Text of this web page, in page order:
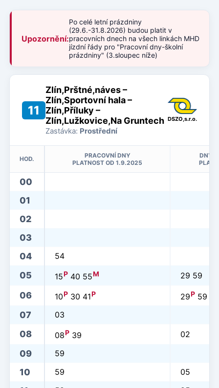
Upozornění:
Po celé letní prázdniny
(29.6.-31.8.2026) budou platit v
pracovních dnech na všech linkách MHD
jízdní řády pro "Pracovní dny-školní
prázdniny" (3.sloupec níže)
11
Zlín,Prštné,náves –
Zlín,Sportovní hala –
Zlín,Příluky –
Zlín,Lužkovice,Na Gruntech
Zastávka: Prostřední
DSZO,s.r.o.
HOD.
PRACOVNÍ DNY
PLATNOST OD 1.9.2025
DNY
00
01
02
03
04
54
05 15P 40 55M 29 59
06 10P 30 41P 29P 59
07 03
08 08P 39 02
09 59
10 59 05